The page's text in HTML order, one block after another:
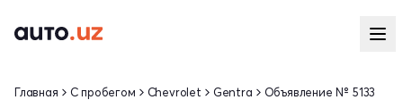
Главная С пробегом Chevrolet Gentra Объявление № 5133